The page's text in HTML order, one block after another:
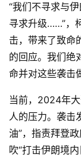
“我们不寻求与
寻求升级……”，
击，带来了致命
的回应。我们绝
命并对这些袭击
当前，2024年
人的压力。袭击
油”，指责拜登
吹“打击伊朗境内